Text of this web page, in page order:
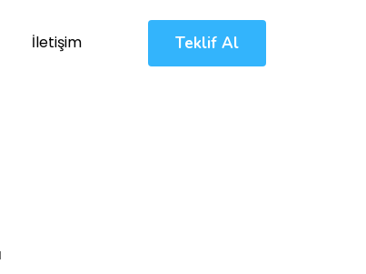
İletişim Teklif Al